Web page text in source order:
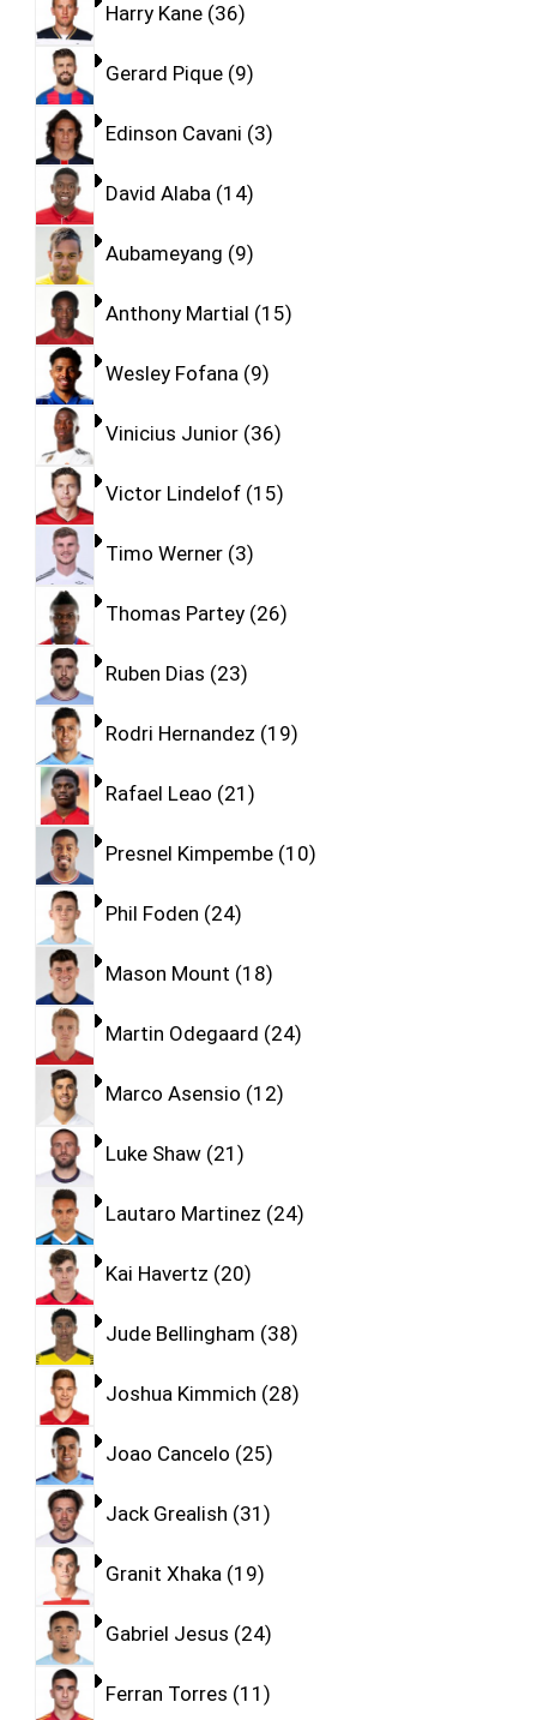
Harry Kane 36
Gerard Pique 9
Edinson Cavani 3
David Alaba 14
Aubameyang 9
Anthony Martial 15
Wesley Fofana 9
Vinicius Junior 36
Victor Lindelof 15
Timo Werner 3
Thomas Partey 26
Ruben Dias 23
Rodri Hernandez 19
Rafael Leao 21
Presnel Kimpembe 10
Phil Foden 24
Mason Mount 18
Martin Odegaard 24
Marco Asensio 12
Luke Shaw 21
Lautaro Martinez 24
Kai Havertz 20
Jude Bellingham 38
Joshua Kimmich 28
Joao Cancelo 25
Jack Grealish 31
Granit Xhaka 19
Gabriel Jesus 24
Ferran Torres 11